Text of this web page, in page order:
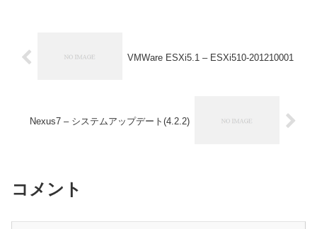
VMWare ESXi5.1 – ESXi510-201210001
Nexus7 – システムアップデート(4.2.2)
コメント